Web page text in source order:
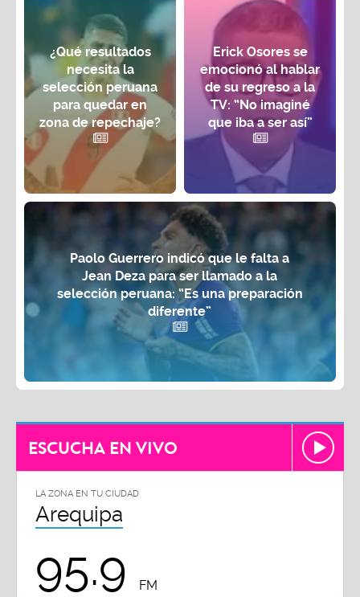
¿Qué resultados
necesita la
selección peruana
para quedar en
zona de repechaje?
Erick Osores se
emocionó al hablar
de su regreso a la
TV: “No imaginé
que iba a ser así”
Paolo Guerrero indicó que le falta a
Jean Deza para ser llamado a la
selección peruana: “Es una preparación
diferente”
ESCUCHA EN VIVO
LA ZONA EN TU CIUDAD
Arequipa
95.9 FM